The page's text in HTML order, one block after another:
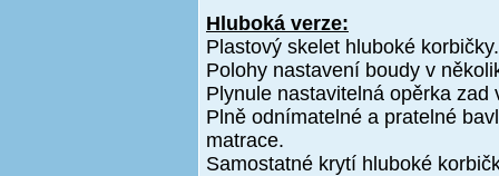
Hluboká verze:
Plastový skelet hluboké
Polohy nastavení boudy v
Plynule nastavitelná opěrka
Plně odnímatelné a pratelné
matrace.
Samostatné krytí hluboké